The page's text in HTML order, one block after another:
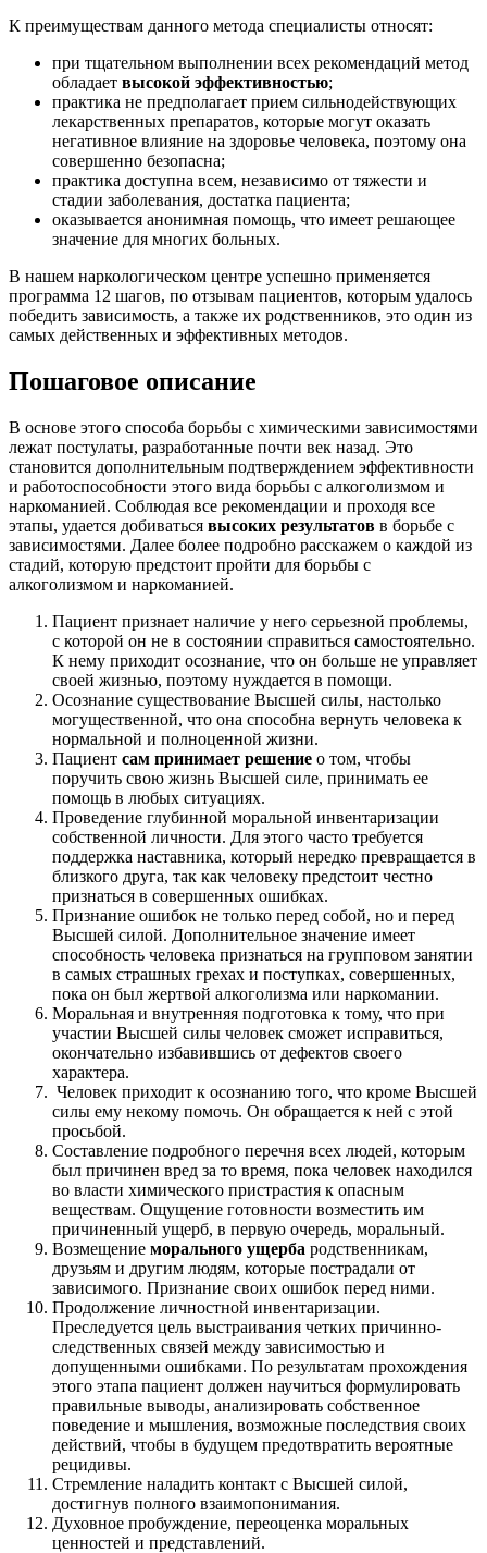
К преимуществам данного метода специалисты относят:
при тщательном выполнении всех рекомендаций метод
обладает высокой эффективностью;
практика не предполагает прием сильнодействующих
лекарственных препаратов, которые могут оказать
негативное влияние на здоровье человека, поэтому она
совершенно безопасна;
практика доступна всем, независимо от тяжести и
стадии заболевания, достатка пациента;
оказывается анонимная помощь, что имеет решающее
значение для многих больных.
В нашем наркологическом центре успешно применяется
программа 12 шагов, по отзывам пациентов, которым удалось
победить зависимость, а также их родственников, это один из
самых действенных и эффективных методов.
Пошаговое описание
В основе этого способа борьбы с химическими зависимостями
лежат постулаты, разработанные почти век назад. Это
становится дополнительным подтверждением эффективности
и работоспособности этого вида борьбы с алкоголизмом и
наркоманией. Соблюдая все рекомендации и проходя все
этапы, удается добиваться высоких результатов в борьбе с
зависимостями. Далее более подробно расскажем о каждой из
стадий, которую предстоит пройти для борьбы с
алкоголизмом и наркоманией.
Пациент признает наличие у него серьезной проблемы,
с которой он не в состоянии справиться самостоятельно.
К нему приходит осознание, что он больше не управляет
своей жизнью, поэтому нуждается в помощи.
Осознание существование Высшей силы, настолько
могущественной, что она способна вернуть человека к
нормальной и полноценной жизни.
Пациент сам принимает решение о том, чтобы
поручить свою жизнь Высшей силе, принимать ее
помощь в любых ситуациях.
Проведение глубинной моральной инвентаризации
собственной личности. Для этого часто требуется
поддержка наставника, который нередко превращается в
близкого друга, так как человеку предстоит честно
признаться в совершенных ошибках.
Признание ошибок не только перед собой, но и перед
Высшей силой. Дополнительное значение имеет
способность человека признаться на групповом занятии
в самых страшных грехах и поступках, совершенных,
пока он был жертвой алкоголизма или наркомании.
Моральная и внутренняя подготовка к тому, что при
участии Высшей силы человек сможет исправиться,
окончательно избавившись от дефектов своего
характера.
Человек приходит к осознанию того, что кроме Высшей
силы ему некому помочь. Он обращается к ней с этой
просьбой.
Составление подробного перечня всех людей, которым
был причинен вред за то время, пока человек находился
во власти химического пристрастия к опасным
веществам. Ощущение готовности возместить им
причиненный ущерб, в первую очередь, моральный.
Возмещение морального ущерба родственникам,
друзьям и другим людям, которые пострадали от
зависимого. Признание своих ошибок перед ними.
Продолжение личностной инвентаризации.
Преследуется цель выстраивания четких причинно-
следственных связей между зависимостью и
допущенными ошибками. По результатам прохождения
этого этапа пациент должен научиться формулировать
правильные выводы, анализировать собственное
поведение и мышления, возможные последствия своих
действий, чтобы в будущем предотвратить вероятные
рецидивы.
Стремление наладить контакт с Высшей силой,
достигнув полного взаимопонимания.
Духовное пробуждение, переоценка моральных
ценностей и представлений.